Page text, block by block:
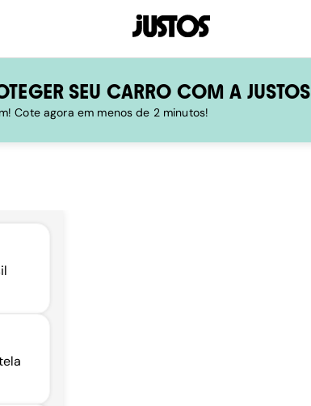
SEU CARRO COM A JUSTOS
Cote agora em menos de 2 minutos!